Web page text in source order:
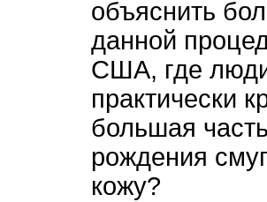
объяснить
данной
США, где
практически
большая
рождения
кожу?